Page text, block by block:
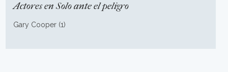
Actores en Solo ante el peligro
Gary Cooper (1)